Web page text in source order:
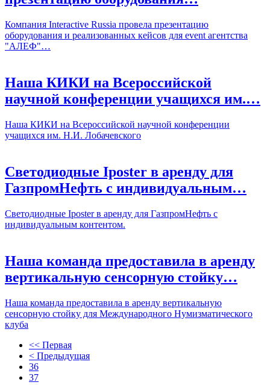
Компания Interactive Russia провела презентацию
оборудования и реализованных кейсов для event агентства
"АЛЕФ"…
Наша КИКИ на Всероссийской
научной конференции учащихся им.…
Наша КИКИ на Всероссийской научной конференции
учащихся им. Н.И. Лобачевского
Светодиодные Iposter в аренду для
ГазпромНефть с индивидуальным…
Светодиодные Iposter в аренду для ГазпромНефть с
индивидуальным контентом.
Наша команда предоставила в аренду
вертикальную сенсорную стойку…
Наша команда предоставила в аренду вертикальную
сенсорную стойку для Международного Нумизматического
клуба
<< Первая
< Предыдущая
36
37